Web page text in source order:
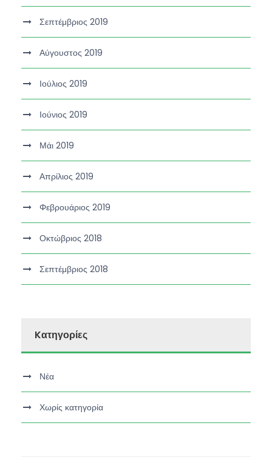
Σεπτέμβριος 2019
Αύγουστος 2019
Ιούλιος 2019
Ιούνιος 2019
Μάι 2019
Απρίλιος 2019
Φεβρουάριος 2019
Οκτώβριος 2018
Σεπτέμβριος 2018
Kατηγορίες
Νέα
Χωρίς κατηγορία